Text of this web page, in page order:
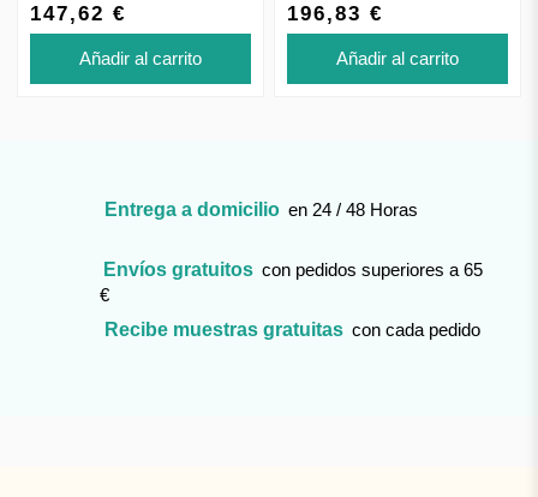
147,62 €
Añadir al carrito
196,83 €
Añadir al carrito
Entrega a domicilio en 24 / 48 Horas
Envíos gratuitos con pedidos superiores a 65
€
Recibe muestras gratuitas con cada pedido